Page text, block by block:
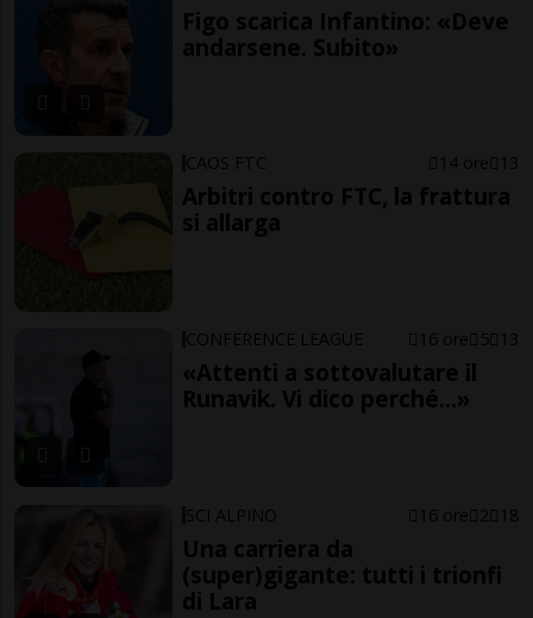
Figo scarica Infantino: «Deve
andarsene. Subito»
CAOS FTC 14 ore 13
Arbitri contro FTC, la frattura
si allarga
CONFERENCE LEAGUE 16 ore 5 13
«Attenti a sottovalutare il
Runavik. Vi dico perché...»
SCI ALPINO 16 ore 2 18
Una carriera da
(super)gigante: tutti i trionfi
di Lara